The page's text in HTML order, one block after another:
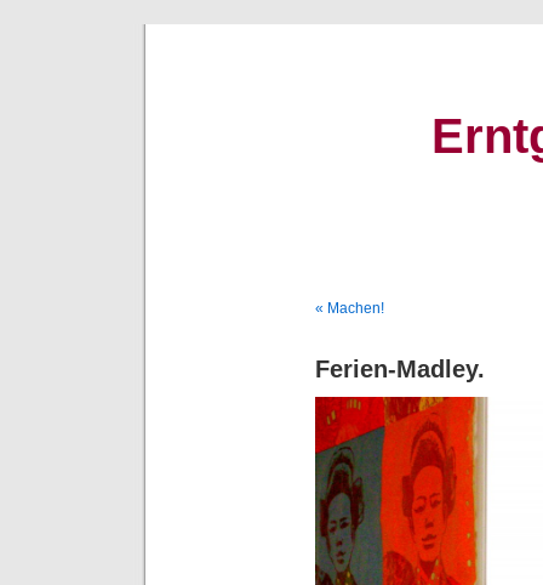
« Machen!
Ferien-Madley.